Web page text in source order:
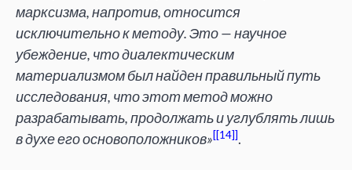
марксизма, напротив, относится
исключительно к методу. Это — научное
убеждение, что диалектическим
материализмом был найден правильный путь
исследования, что этот метод можно
разрабатывать, продолжать и углублять лишь
в духе его основоположников» [14] .